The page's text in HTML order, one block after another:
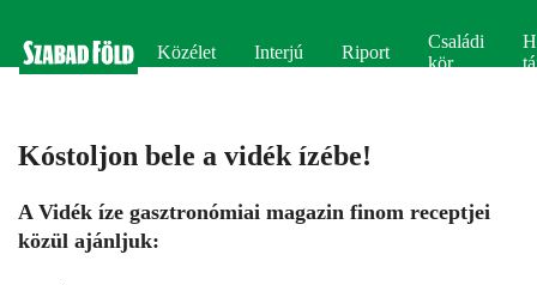
Közélet Interjú Riport
Családi
kör
Kóstoljon bele a vidék ízébe!
A Vidék íze gasztronómiai magazin finom receptjei
közül ajánljuk: